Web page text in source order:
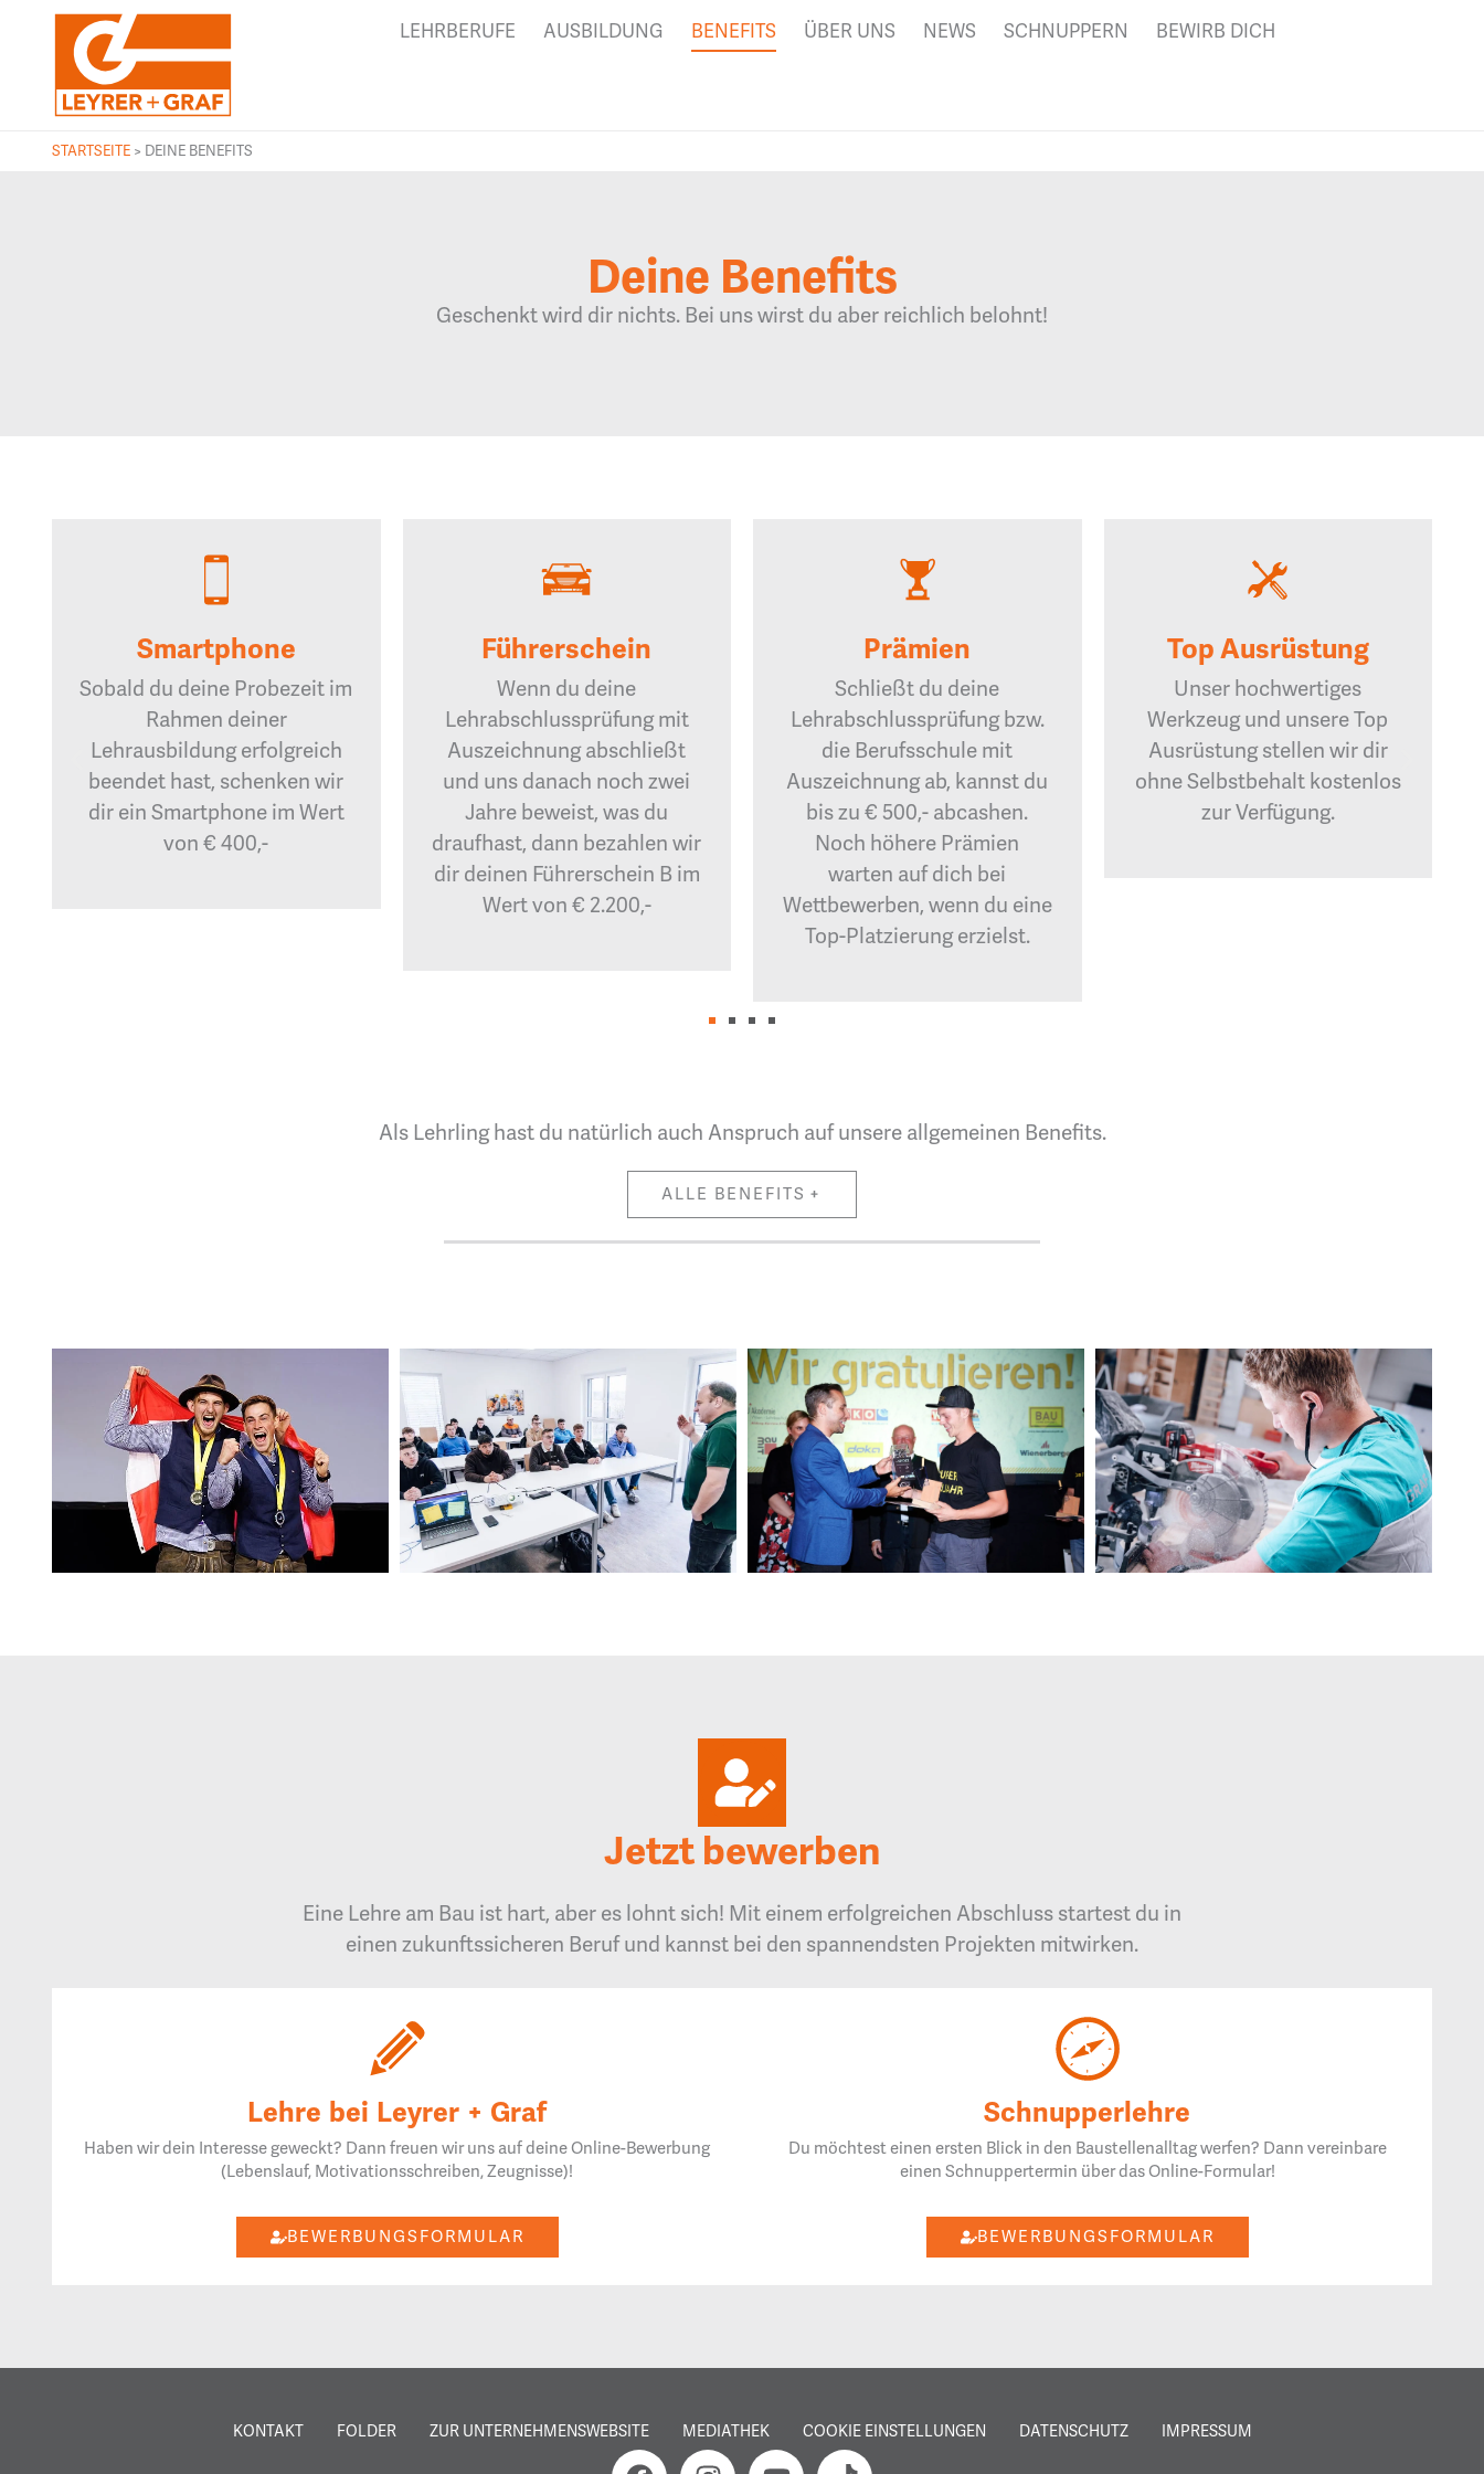
LEHRBERUFE AUSBILDUNG BENEFITS ÜBER UNS NEWS SCHNUPPERN BEWIRB DICH
STARTSEITE > DEINE BENEFITS
Deine Benefits
Geschenkt wird dir nichts. Bei uns wirst du aber reichlich belohnt!
Smartphone
Sobald du deine Probezeit im
Rahmen deiner
Lehrausbildung erfolgreich
beendet hast, schenken wir
dir ein Smartphone im Wert
von € 400,-
Führerschein
Wenn du deine
Lehrabschlussprüfung mit
Auszeichnung abschließt
und uns danach noch zwei
Jahre beweist, was du
draufhast, dann bezahlen wir
dir deinen Führerschein B im
Wert von € 2.200,-
Prämien
Schließt du deine
Lehrabschlussprüfung bzw.
die Berufsschule mit
Auszeichnung ab, kannst du
bis zu € 500,- abcashen.
Noch höhere Prämien
warten auf dich bei
Wettbewerben, wenn du eine
Top-Platzierung erzielst.
Top Ausrüstung
Unser hochwertiges
Werkzeug und unsere Top
Ausrüstung stellen wir dir
ohne Selbstbehalt kostenlos
zur Verfügung.
Als Lehrling hast du natürlich auch Anspruch auf unsere allgemeinen Benefits.
ALLE BENEFITS
Jetzt bewerben
Eine Lehre am Bau ist hart, aber es lohnt sich! Mit einem erfolgreichen Abschluss startest du in
einen zukunftssicheren Beruf und kannst bei den spannendsten Projekten mitwirken.
Lehre bei Leyrer + Graf
Haben wir dein Interesse geweckt? Dann freuen wir uns auf deine Online-Bewerbung
(Lebenslauf, Motivationsschreiben, Zeugnisse)!
BEWERBUNGSFORMULAR
Schnupperlehre
Du möchtest einen ersten Blick in den Baustellenalltag werfen? Dann vereinbare
einen Schnuppertermin über das Online-Formular!
BEWERBUNGSFORMULAR
KONTAKT FOLDER ZUR UNTERNEHMENSWEBSITE MEDIATHEK COOKIE EINSTELLUNGEN DATENSCHUTZ IMPRESSUM